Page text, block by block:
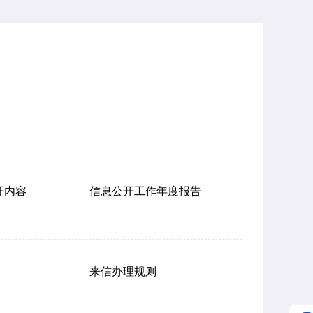
内容 信息公开工作年度报告
来信办理规则